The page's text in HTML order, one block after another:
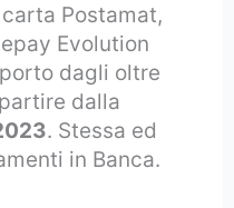
Postamat,
Evolution
dagli oltre
dalla
. Stessa ed
in Banca.